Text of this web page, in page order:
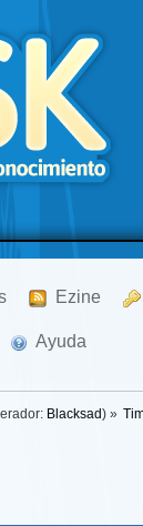
Ezine
Ayuda
Blacksad ) »